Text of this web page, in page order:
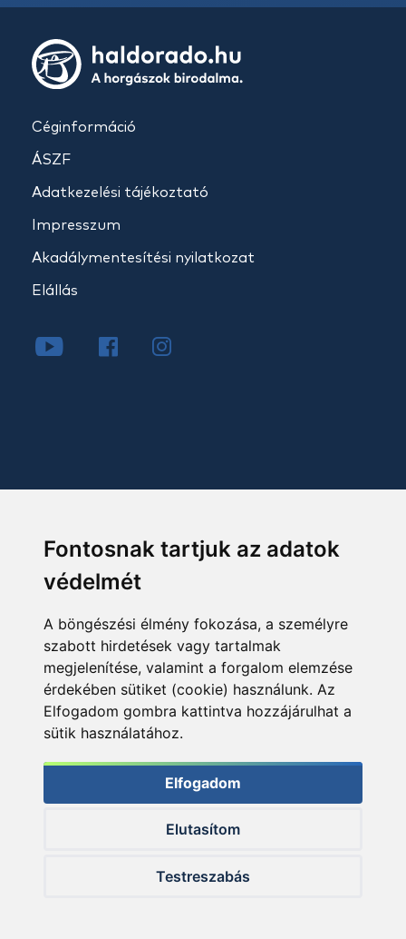
Fontosnak tartjuk az adatok
védelmét
A böngészési élmény fokozása, a személyre
szabott hirdetések vagy tartalmak
megjelenítése, valamint a forgalom elemzése
érdekében sütiket (cookie) használunk. Az
Elfogadom gombra kattintva hozzájárulhat a
sütik használatához.
Elfogadom
Elutasítom
Testreszabás
Céginformáció
ÁSZF
Adatkezelési tájékoztató
Impresszum
Akadálymentesítési nyilatkozat
Elállás